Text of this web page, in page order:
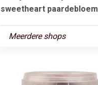
sweetheart paardebloem
Meerdere shops